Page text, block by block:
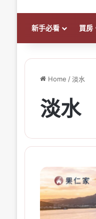
新手必看 買房
Home / 淡水
淡水